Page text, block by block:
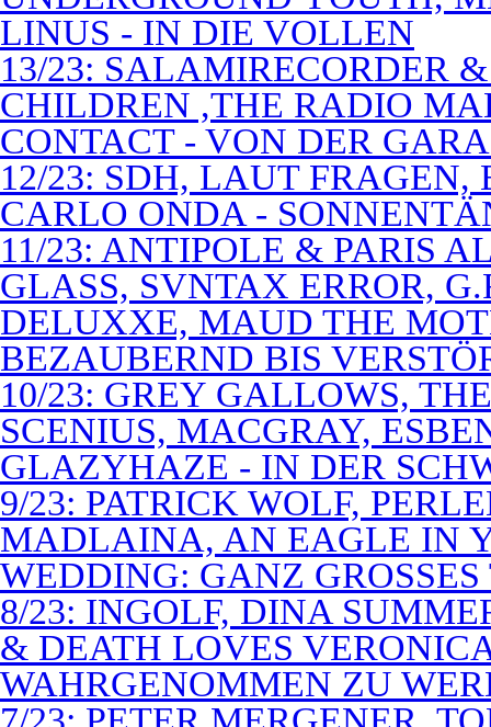
LINUS - IN DIE VOLLEN
13/23: SALAMIRECORDER
CHILDREN ,THE RADIO
CONTACT - VON DER
12/23: SDH, LAUT
CARLO ONDA -
11/23: ANTIPOLE & PARIS
GLASS, SVNTAX ERROR,
DELUXXE, MAUD THE
BEZAUBERND BIS
10/23: GREY GALLOWS,
SCENIUS, MACGRAY,
GLAZYHAZE - IN DER
9/23: PATRICK WOLF,
MADLAINA, AN EAGLE IN
WEDDING: GANZ
8/23: INGOLF, DINA
& DEATH LOVES
WAHRGENOMMEN ZU